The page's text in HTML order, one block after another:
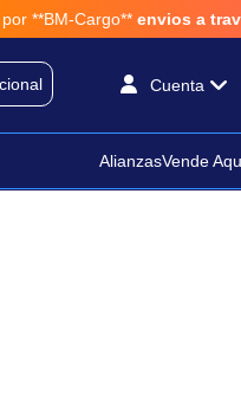
envios a través de BM-
Cuenta
AlianzasVende